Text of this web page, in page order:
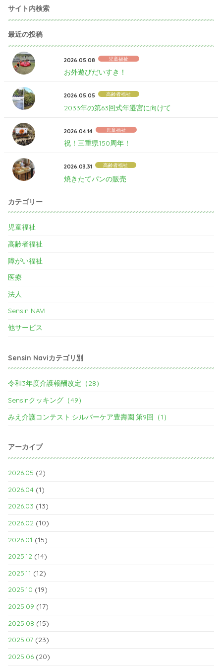
サイト内検索
最近の投稿
2026.05.08 児童福祉
お外遊びだいすき！
2026.05.05 高齢者福祉
2033年の第63回式年遷宮に向けて
2026.04.14 児童福祉
祝！三重県150周年！
2026.03.31 高齢者福祉
焼きたてパンの販売
カテゴリー
児童福祉
高齢者福祉
障がい福祉
医療
法人
Sensin NAVI
他サービス
Sensin Naviカテゴリ別
令和3年度介護報酬改定（28）
Sensinクッキング（49）
みえ介護コンテスト.シルバーケア豊壽園.第9回（1）
アーカイブ
2026.05 (2)
2026.04 (1)
2026.03 (13)
2026.02 (10)
2026.01 (15)
2025.12 (14)
2025.11 (12)
2025.10 (19)
2025.09 (17)
2025.08 (15)
2025.07 (23)
2025.06 (20)